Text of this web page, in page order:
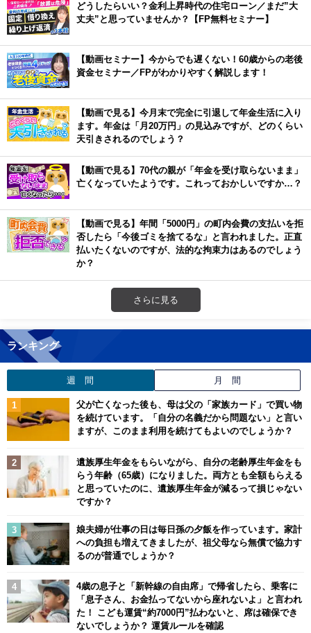
どうしたらいい？金利上昇時代の住宅ローン／まだ”大
丈夫”と思っていませんか？【FP無料セミナー】
【動画セミナー】今からでも遅くない！60歳からの老後
資金セミナー／FPがわかりやすく解説します！
【動画で見る】今月末で完全に引退して年金生活に入り
ます。年金は「月20万円」の見込みですが、どのくらい
天引きされるのでしょう？
【動画で見る】70代の親が「年金を受け取らないまま」
亡くなっていたようです。これっておかしいですか…？
【動画で見る】年間「5000円」の町内会費の支払いを拒
否したら「今後ゴミを捨てるな」と言われました。正直
払いたくないのですが、法的な拘束力はあるのでしょう
か？
さらに見る
ランキング
週 間 月 間
父が亡くなった後も、母は父の「家族カード」で買い物
を続けています。「自分の名義だから問題ない」と言い
ますが、このまま利用を続けてもよいのでしょうか？
遺族厚生年金をもらいながら、自分の老齢厚生年金をも
らう年齢（65歳）になりました。両方とも全額もらえる
と思っていたのに、遺族厚生年金が減るって損じゃない
ですか？
娘夫婦が仕事の日は毎日孫の夕飯を作っています。家計
への負担も増えてきましたが、祖父母なら無償で協力す
るのが普通でしょうか？
4歳の息子と「新幹線の自由席」で帰省したら、乗客に
「息子さん、お金払ってないから座れないよ」と言われ
た！ こども運賃“約7000円”払わないと、席は確保でき
ないでしょうか？ 運賃ルールを確認